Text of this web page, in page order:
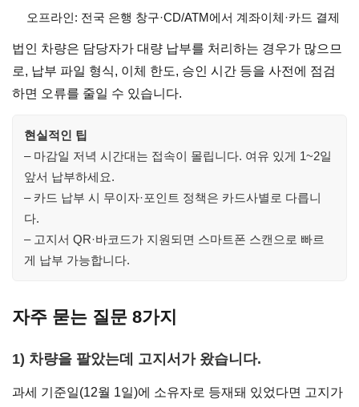
오프라인: 전국 은행 창구·CD/ATM에서 계좌이체·카드 결제
법인 차량은 담당자가 대량 납부를 처리하는 경우가 많으므
로, 납부 파일 형식, 이체 한도, 승인 시간 등을 사전에 점검
하면 오류를 줄일 수 있습니다.
현실적인 팁
– 마감일 저녁 시간대는 접속이 몰립니다. 여유 있게 1~2일
앞서 납부하세요.
– 카드 납부 시 무이자·포인트 정책은 카드사별로 다릅니
다.
– 고지서 QR·바코드가 지원되면 스마트폰 스캔으로 빠르
게 납부 가능합니다.
자주 묻는 질문 8가지
1) 차량을 팔았는데 고지서가 왔습니다.
과세 기준일(12월 1일)에 소유자로 등재돼 있었다면 고지가